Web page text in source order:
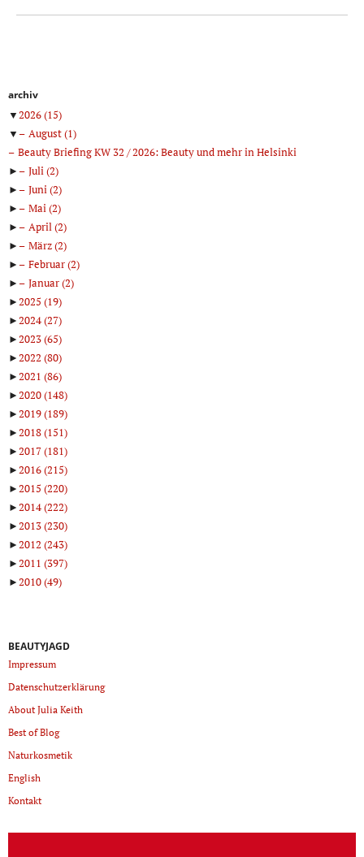
archiv
▼2026(15)
▼
August(1)
Beauty Briefing KW 32 / 2026: Beauty und mehr in Helsinki
►
Juli(2)
►
Juni(2)
►
Mai(2)
►
April(2)
►
März(2)
►
Februar(2)
►
Januar(2)
►2025 (19)
►2024(27)
►2023(65)
►2022 (80)
►2021 (86)
►2020(148)
►2019(189)
►2018(151)
►2017(181)
►2016(215)
►2015 (220)
►2014(222)
►2013(230)
►2012 (243)
►2011 (397)
►2010(49)
BEAUTYJAGD
Impressum
Datenschutzerklärung
About Julia Keith
Best of Blog
Naturkosmetik
English
Kontakt